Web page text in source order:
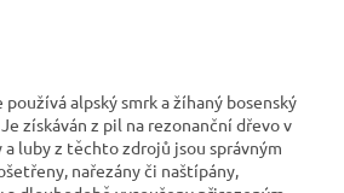
alpský smrk a žíhaný bosenský
získáván z pil na rezonanční dřevo v
a luby z těchto zdrojů jsou správným
nařezány či naštípány,